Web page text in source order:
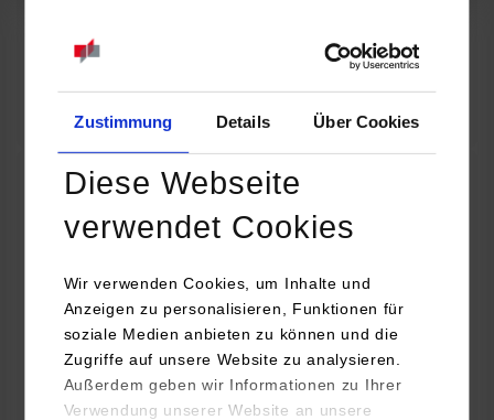
Zustimmung Details Über Cookies
Diese Webseite
verwendet Cookies
Wir verwenden Cookies, um Inhalte und
Anzeigen zu personalisieren, Funktionen für
soziale Medien anbieten zu können und die
Zugriffe auf unsere Website zu analysieren.
Außerdem geben wir Informationen zu Ihrer
Verwendung unserer Website an unsere
Online INDIS-Infoveranstaltung für Studierende
Zum Event
Technologietag: Clean Urban Transportation –
nachhaltige Mobilität im (sub)urbanen Umfeld
16.09.2026 - 17.09.2026
Im Mittelpunkt stehen elektrische Antriebe, moderne
Batterietechnologien und innovative Fahrzeugkonzepte für
nachhaltige Mobilität in Stadt und…